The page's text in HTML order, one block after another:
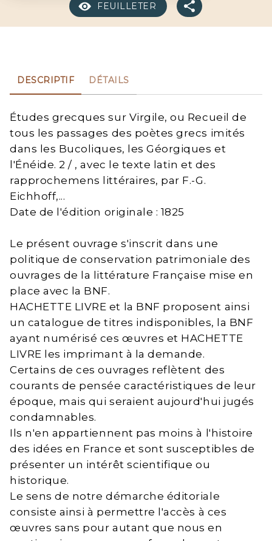
FEUILLETER
DESCRIPTIF DÉTAILS
Études grecques sur Virgile, ou Recueil de
tous les passages des poètes grecs imités
dans les Bucoliques, les Géorgiques et
l'Énéide. 2 / , avec le texte latin et des
rapprochemens littéraires, par F.-G.
Eichhoff,...
Date de l'édition originale : 1825
Le présent ouvrage s'inscrit dans une
politique de conservation patrimoniale des
ouvrages de la littérature Française mise en
place avec la BNF.
HACHETTE LIVRE et la BNF proposent ainsi
un catalogue de titres indisponibles, la BNF
ayant numérisé ces œuvres et HACHETTE
LIVRE les imprimant à la demande.
Certains de ces ouvrages reflètent des
courants de pensée caractéristiques de leur
époque, mais qui seraient aujourd'hui jugés
condamnables.
Ils n'en appartiennent pas moins à l'histoire
des idées en France et sont susceptibles de
présenter un intérêt scientifique ou
historique.
Le sens de notre démarche éditoriale
consiste ainsi à permettre l'accès à ces
œuvres sans pour autant que nous en